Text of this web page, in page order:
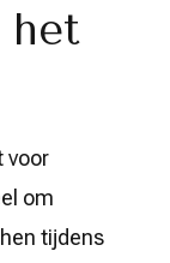
het
voor
om
tijdens